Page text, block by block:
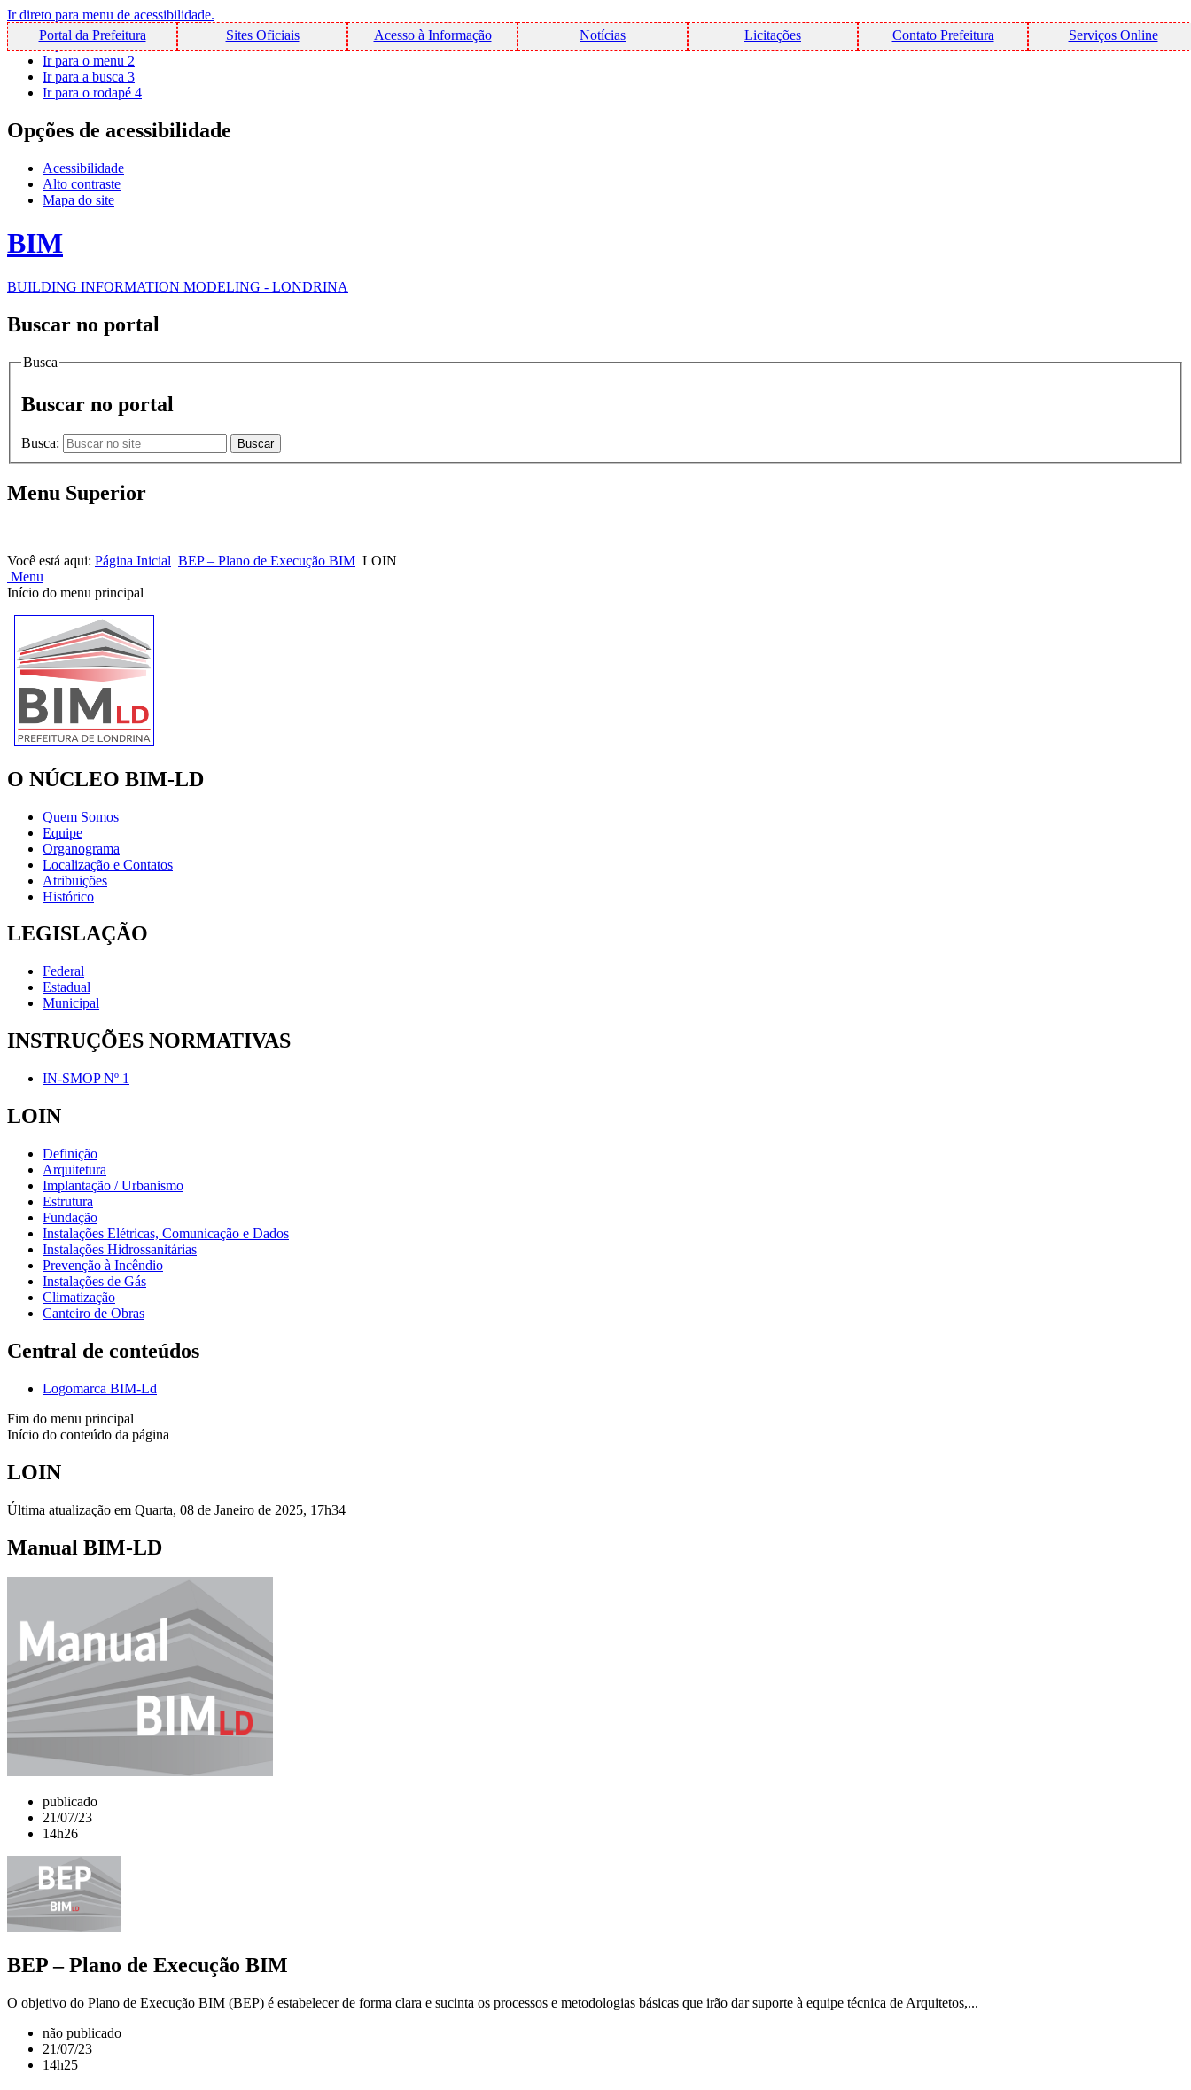
Ir direto para menu de acessibilidade.
Portal da Prefeitura
Sites Oficiais Acesso à Informação Notícias Licitações Contato Prefeitura Serviços Online
Ir para o conteúdo
Ir para o menu 2
Ir para a busca 3
Ir para o rodapé 4
Opções de acessibilidade
Acessibilidade
Alto contraste
Mapa do site
BIM
BUILDING INFORMATION MODELING - LONDRINA
Buscar no portal
Busca
Buscar no portal
Busca: Buscar
Menu Superior
Você está aqui: Página Inicial BEP – Plano de Execução BIM LOIN
Menu
Início do menu principal
O NÚCLEO BIM-LD
Quem Somos
Equipe
Organograma
Localização e Contatos
Atribuições
Histórico
LEGISLAÇÃO
Federal
Estadual
Municipal
INSTRUÇÕES NORMATIVAS
IN-SMOP Nº 1
LOIN
Definição
Arquitetura
Implantação / Urbanismo
Estrutura
Fundação
Instalações Elétricas, Comunicação e Dados
Instalações Hidrossanitárias
Prevenção à Incêndio
Instalações de Gás
Climatização
Canteiro de Obras
Central de conteúdos
Logomarca BIM-Ld
Fim do menu principal
Início do conteúdo da página
LOIN
Última atualização em Quarta, 08 de Janeiro de 2025, 17h34
Manual BIM-LD
publicado
21/07/23
14h26
BEP – Plano de Execução BIM
O objetivo do Plano de Execução BIM (BEP) é estabelecer de forma clara e sucinta os processos e metodologias básicas que irão dar suporte à equipe técnica de Arquitetos,...
não publicado
21/07/23
14h25